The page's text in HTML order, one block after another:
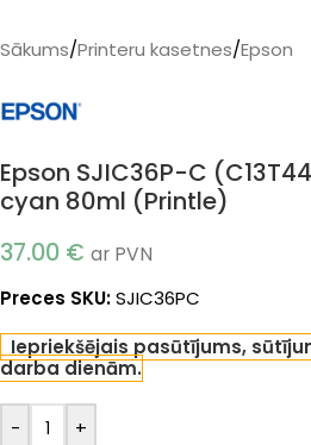
Sākums/Printeru kasetnes/Epson
Epson SJIC36P-C
cyan 80ml (Printle)
37.00 € ar PVN
Preces SKU:SJIC36PC
Iepriekšējais pasūtījums,
darba dienām.
- +